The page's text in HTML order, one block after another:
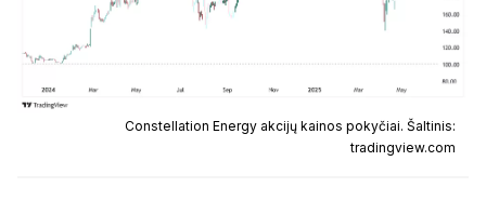
Constellation Energy akcijų kainos pokyčiai. Šaltinis:
tradingview.com